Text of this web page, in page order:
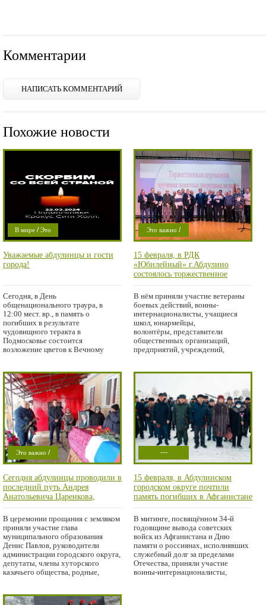
Комментарии
НАПИСАТЬ КОММЕНТАРИЙ
Похожие новости
В мире /Это
важно/
Криминал/
Проишествие
Уважаемые абдулинцы и гости
города!
Сегодня, в День
общенационального траура, в
12:00 мест. вр., в память о
погибших в результате
чудовищного теракта в
Подмосковье состоится
возложение цветов к Вечному
Это важно /
Проишествие/
Город
15 февраля, в РДК
«Юбилейный» г.Абдулино
состоялось торжественное
мероприятие, посвященное 35-
ой годовщине вывода советских
войск из Афганистана
В нём приняли участие ветераны
боевых действий, воины-
интернационалисты, учащиеся
школ, юнармейцы,
волонтёры, представители
общественных организаций,
предприятий, учреждений,
Это важно /
Криминал/
Проишествие/
Город
Сегодня абдулинцы проводили в
последний путь Андрея
Анатольевича Царенкова,
погибшего в ходе специальной
военной операции
В церемонии прощания с земляком
приняли участие глава
муниципального образования
Денис Павлов, руководители
администрации городского округа,
депутаты, члены хуторского
казачьего общества, родные,
---
15 февраля, в Абдулинском
городском округе почтили
память погибших в Афганистане
и других локальных военных
конфликтах
В митинге, посвящённом 34-й
годовщине вывода советских
войск из Афганистана и Дню
памяти о россиянах, исполнявших
служебный долг за пределами
Отечества, приняли участие
воины-интернационалисты,